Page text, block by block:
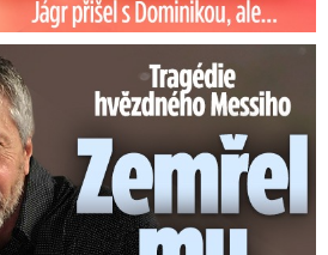
Zemřel mu táta (†68)!